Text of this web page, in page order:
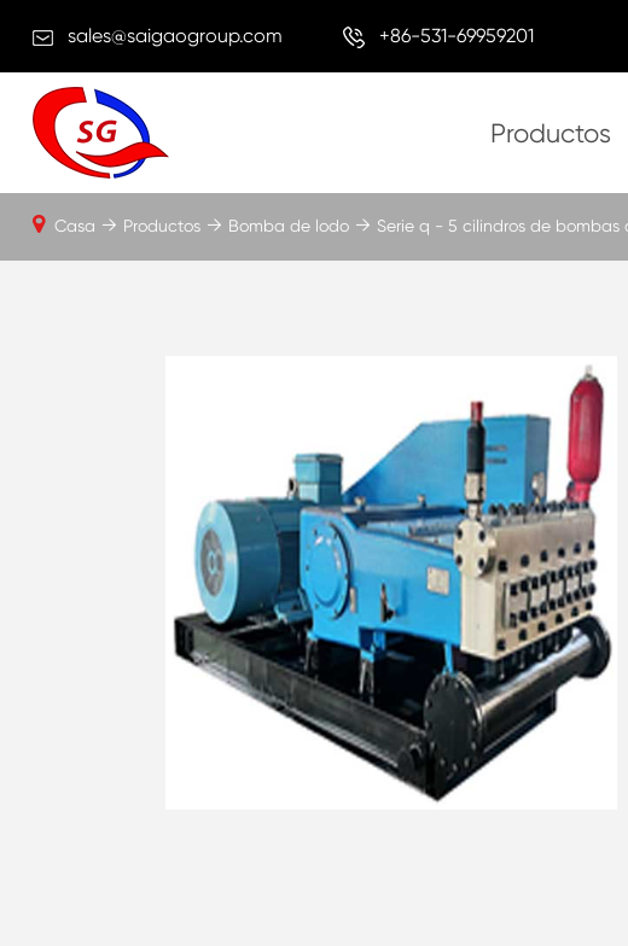
sales@saigaogroup.com +86-531-69959201
Productos
Casa Productos Bomba de lodo Serie q - 5 cilindros de bombas